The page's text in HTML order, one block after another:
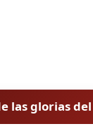
las glorias